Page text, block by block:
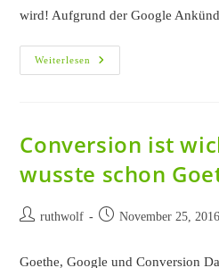
wird! Aufgrund der Google
Weiterlesen
Pharma
Online
Fordert
Website-
Für
Mobilgeräte!
Conversion ist
wusste schon
Beitrags-
ruthwolf
BeitragNovember 25, 2016
Goethe, Google und Conversion